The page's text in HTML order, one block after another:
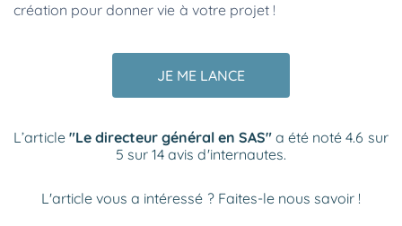
création pour donner vie à votre projet !
JE ME LANCE
L’article "Le directeur général en SAS" a été noté 4.6 sur
5 sur 14 avis d'internautes.
L'article vous a intéressé ? Faites-le nous savoir !